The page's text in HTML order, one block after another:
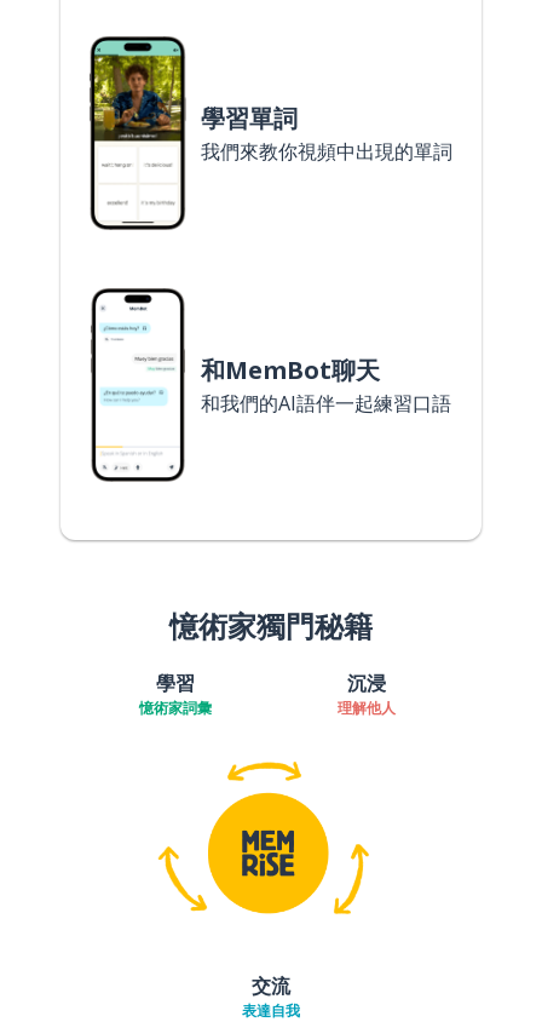
學習單詞
我們來教你視頻中出現的單詞
和MemBot聊天
和我們的AI語伴一起練習口語
憶術家獨門秘籍
學習
憶術家詞彙
沉浸
理解他人
交流
表達自我